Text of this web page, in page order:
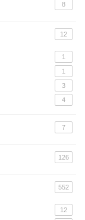
8
12
1
1
3
4
7
126
552
12